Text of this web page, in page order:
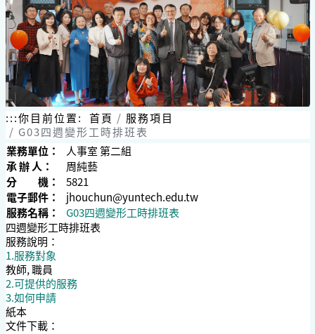
跳
到
主
要
內
容
區
塊
:::你目前位置: 首頁
服務項目
G03四週變形工時排班表
業務單位：
人事室 第二組
承 辦 人：
周純藝
分 機：
5821
電子郵件：
jhouchun@yuntech.edu.tw
服務名稱：
G03四週變形工時排班表
四週變形工時排班表
服務說明：
1.服務對象
教師, 職員
2.可提供的服務
3.如何申請
紙本
文件下載：